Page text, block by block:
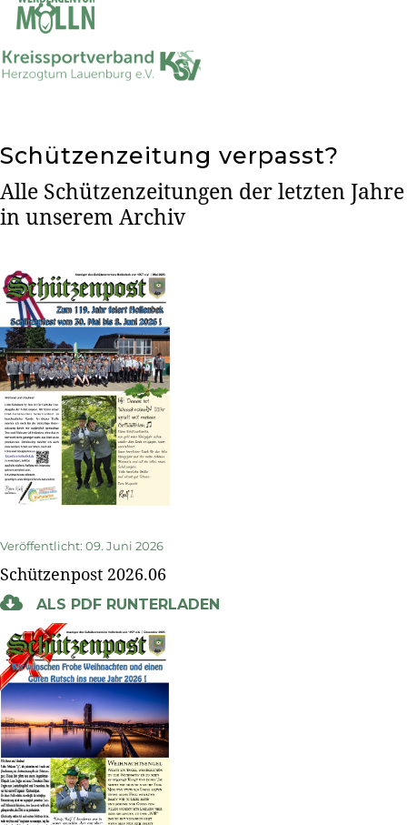
Schützenzeitung verpasst?
Alle Schützenzeitungen der letzten Jahre
in unserem Archiv
Veröffentlicht: 09. Juni 2026
Schützenpost 2026.06
ALS PDF RUNTERLADEN